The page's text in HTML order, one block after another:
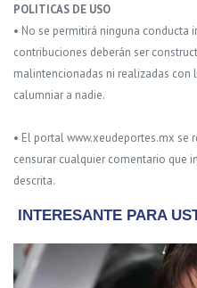
POLITICAS DE USO
• No se permitirá ninguna conducta
contribuciones deberán ser
malintencionadas ni realizadas con
calumniar a nadie.
• El portal www.xeudeportes.mx se
censurar cualquier comentario que
descrita.